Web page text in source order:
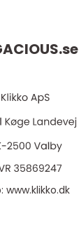
se
www.klikko.dk